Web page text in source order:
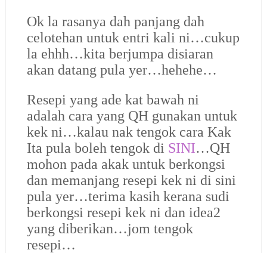
Ok la rasanya dah panjang dah
celotehan untuk entri kali ni…cukup
la ehhh…kita berjumpa disiaran
akan datang pula yer…hehehe…
Resepi yang ade kat bawah ni
adalah cara yang QH gunakan untuk
kek ni…kalau nak tengok cara Kak
Ita pula boleh tengok di SINI…QH
mohon pada akak untuk berkongsi
dan memanjang resepi kek ni di sini
pula yer…terima kasih kerana sudi
berkongsi resepi kek ni dan idea2
yang diberikan…jom tengok
resepi…